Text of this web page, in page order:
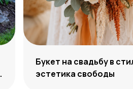
Букет на свадьбу в
эстетика свободы